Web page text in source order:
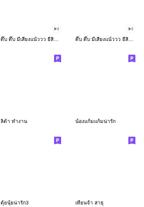
ดึ๊บ ดึ๊บ มีเสียงแน้ววว ยี่สิบเจ็ด ดึ๊บ ดึ๊บ มีเสียงแน้ววว ยี่สิบหก
ลิต้า ทำงาน น้องแก้มแก้มน่ารัก
ตุ้ยนุ้ยน่ารัก3 เทียนจ้า สาธุ